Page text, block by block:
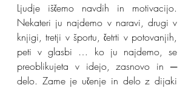
Ljudje iščemo navdih in motivacijo.
Nekateri ju najdemo v naravi, drugi v
knjigi, tretji v športu, četrti v potovanjih,
peti v glasbi … ko ju najdemo, se
preoblikujeta v idejo, zasnovo in ─
delo. Zame je učenje in delo z dijaki